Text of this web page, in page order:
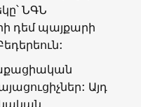
ՆԳՆ
դեմ պայքարի
Այդ